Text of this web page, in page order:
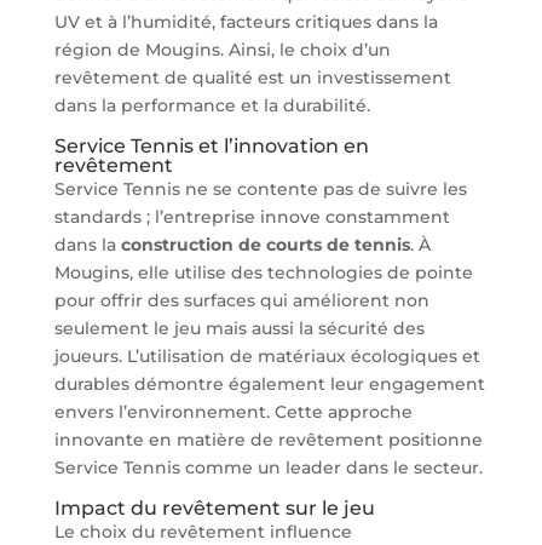
UV et à l’humidité, facteurs critiques dans la
région de Mougins. Ainsi, le choix d’un
revêtement de qualité est un investissement
dans la performance et la durabilité.
Service Tennis et l’innovation en
revêtement
Service Tennis ne se contente pas de suivre les
standards ; l’entreprise innove constamment
dans la construction de courts de tennis. À
Mougins, elle utilise des technologies de pointe
pour offrir des surfaces qui améliorent non
seulement le jeu mais aussi la sécurité des
joueurs. L’utilisation de matériaux écologiques et
durables démontre également leur engagement
envers l’environnement. Cette approche
innovante en matière de revêtement positionne
Service Tennis comme un leader dans le secteur.
Impact du revêtement sur le jeu
Le choix du revêtement influence